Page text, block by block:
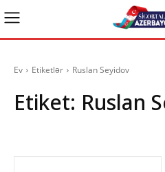
Ev Etiketlər Ruslan Seyidov
Etiket: Ruslan